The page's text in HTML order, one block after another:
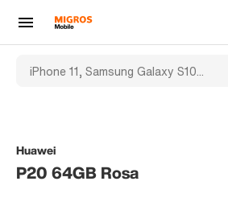
Huawei
P20 64GB Rosa